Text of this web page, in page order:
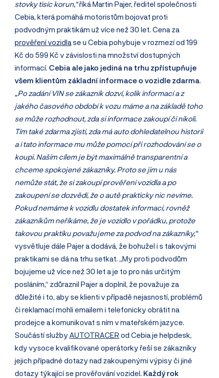
stovky tisíc korun,“říká Martin Pajer, ředitel společnosti
Cebia, která pomáhá motoristům bojovat proti
podvodným praktikám už více než 30 let. Cena za
prověření vozidlase u Cebia pohybuje v rozmezí od 199
Kč do 599 Kč v závislosti na množství dostupných
informací. Cebia ale jako jediná na trhu zpřístupňuje
všem klientům základní informace o vozidle zdarma.
„Po zadání VIN se zákazník dozví, kolik informací a z
jakého časového období k vozu máme a na základě toho
se může rozhodnout, zda si informace zakoupí či nikoli.
Tím také zdarma zjistí, zda má auto dohledatelnou historii
a i tato informace mu může pomoci při rozhodování se o
koupi. Naším cílem je být maximálně transparentní a
chceme spokojené zákazníky. Proto se jim u nás
nemůže stát, že si zakoupí prověření vozidla a po
zakoupení se dozvědí, že o autě prakticky nic nevíme.
Pokud nemáme k vozidlu dostatek informací, rovněž
zákazníkům neříkáme, že je vozidlo v pořádku, protože
takovou praktiku považujeme za podvod na zákazníky,“
vysvětluje dále Pajer a dodává, že bohužel i s takovými
praktikami se dá na trhu setkat. „My proti podvodům
bojujeme už více než 30 let a je to pro nás určitým
posláním,“ zdůraznil Pajer a doplnil, že považuje za
důležité i to, aby se klienti v případě nejasností, problémů
či reklamací mohli emailem i telefonicky obrátit na
prodejce a komunikovat s ním v mateřském jazyce.
Součástí službyAUTOTRACER od Cebia je helpdesk,
kdy vysoce kvalifikované operátorky řeší se zákazníky
jejich případné dotazy nad zakoupenými výpisy či jiné
dotazy týkající se prověřování vozidel. Každý rok